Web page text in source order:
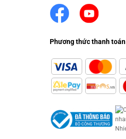
Phương thức thanh toán